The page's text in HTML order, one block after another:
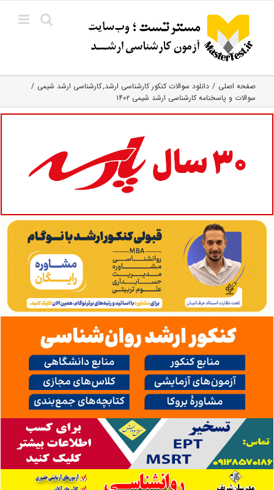
content
صفحه اصلی دانلود سوالات کنکور کارشناسی ارشد کارشناسی ارشد شیمی
سوالات و پاسخنامه کارشناسی ارشد شیمی ۱۴۰۲